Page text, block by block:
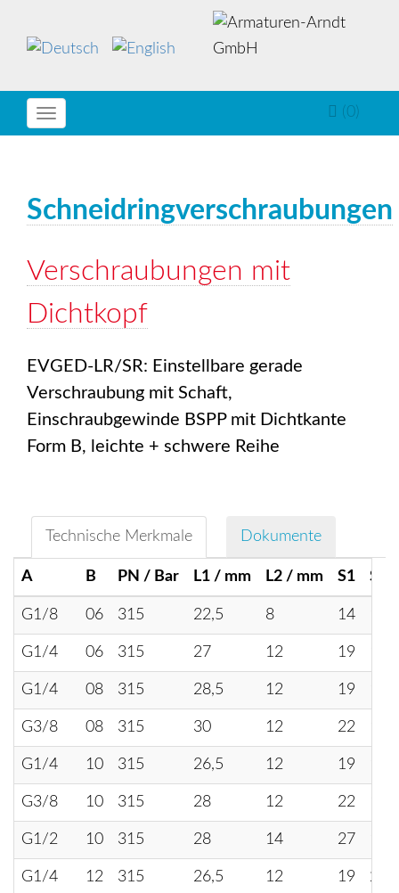
Toggle
(0)
Schneidringverschraubungen
Verschraubungen mit
Dichtkopf
EVGED-LR/SR: Einstellbare gerade
Verschraubung mit Schaft,
Einschraubgewinde BSPP mit Dichtkante
Form B, leichte + schwere Reihe
Technische Merkmale Dokumente
A B PN / Bar L1 / mm L2 / mm S1 S2
G1/8 06 315 22,5 8 14
G1/4 06 315 27 12 19
G1/4 08 315 28,5 12 19
G3/8 08 315 30 12 22
G1/4 10 315 26,5 12 19
G3/8 10 315 28 12 22
G1/2 10 315 28 14 27
G1/4 12 315 26,5 12 19 22